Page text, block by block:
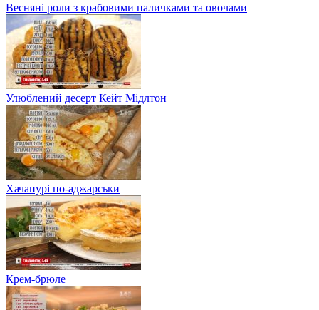
Весняні роли з крабовими паличками та овочами
Улюблений десерт Кейт Мідлтон
Хачапурі по-аджарськи
Крем-брюле